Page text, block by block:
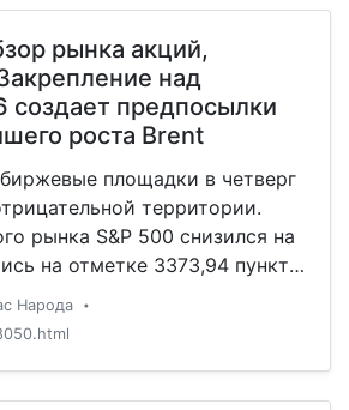
владельцы узнают, что
транспортное
учёт не так-то
не в покупателе, […]
рынка акций,
над
создает предпосылки
роста Brent
площадки в четверг
территории.
рынка S&P 500 снизился на
на отметке 3373,94 пункта,
Dow Jones потерял
NASDAQ просел
Народа •